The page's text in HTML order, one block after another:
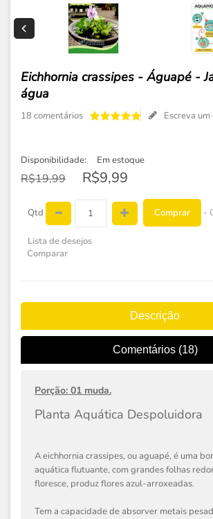
Eichhornia crassipes - Águapé -
água
18 comentários Escreva
Disponibilidade: Em estoque
R$19,99 R$9,99
Qtd Comprar -
Lista de desejos
Comparar
Descrição
Comentários (18)
Porção: 01 muda.
Planta Aquática Despoluidora
A eichhornia crassipes, ou aguapé, é uma
aquática flutuante, com grandes folhas
floresce, produz flores azul-arroxeadas.
Tem a capacidade de absorver metais